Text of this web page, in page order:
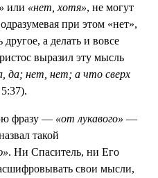
или «нет, хотя», не могут
при этом «нет»,
а делать и вовсе
выразил эту мысль
да; нет, нет; а что сверх
фразу — «от лукавого» —
такой
. Ни Спаситель, ни Его
свои мысли,